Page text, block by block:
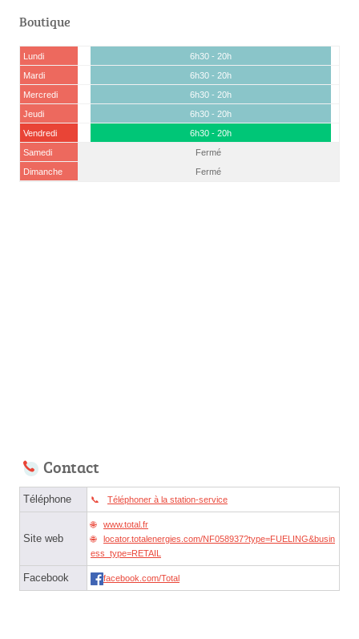
Boutique
Lundi
6h30 - 20h
Mardi
6h30 - 20h
Mercredi
6h30 - 20h
Jeudi
6h30 - 20h
Vendredi
6h30 - 20h
Samedi
Fermé
Dimanche
Fermé
Contact
Téléphone Téléphoner à la station-service
Site web
www.total.fr
locator.totalenergies.com/NF058937?type=FUELING&busin
ess_type=RETAIL
Facebook facebook.com/Total